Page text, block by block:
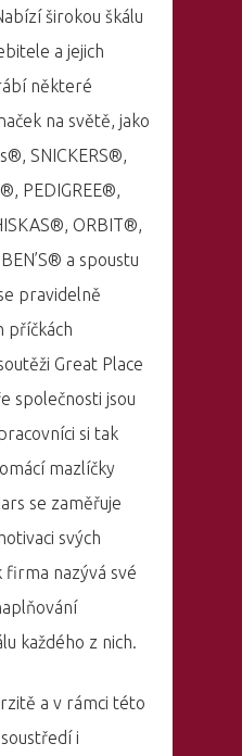
širokou škálu
a jejich
některé
na světě, jako
SNICKERS®,
PEDIGREE®,
ORBIT®,
a spoustu
pravidelně
příčkách
Great Place
společnosti jsou
si tak
mazlíčky
se zaměřuje
svých
firma nazývá své
každého z nich.
a v rámci této
i
PRO MÉDIA
Domů
Program 26.3.
Program 27.3.
Dopad